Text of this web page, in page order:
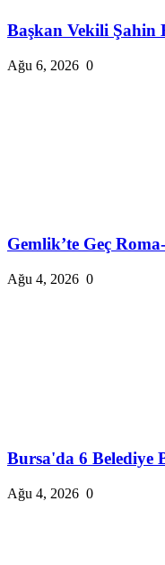
Başkan Vekili Şahin
Ağu 6, 2026 0
Gemlik’te Geç
Ağu 4, 2026 0
Bursa'da 6 Belediye
Ağu 4, 2026 0